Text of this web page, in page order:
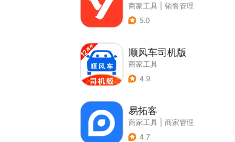
商家工具
销售管理
5.0
顺风车司机版
商家工具
4.9
易拓客
商家工具
商家管理
4.7